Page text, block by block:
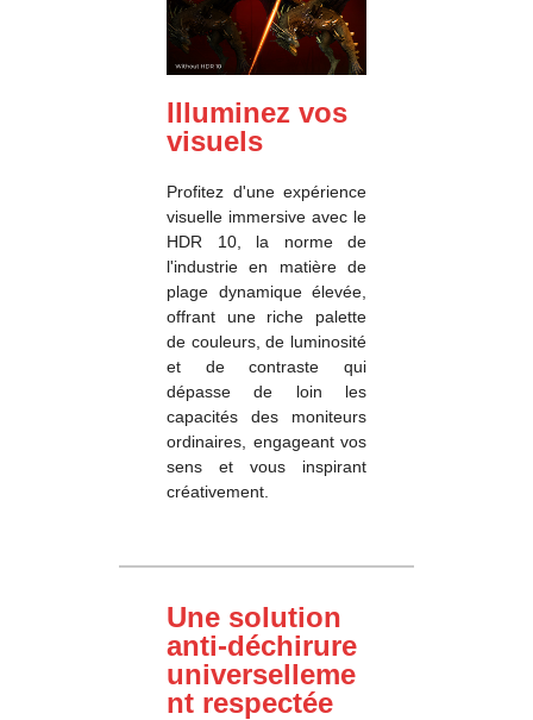
Illuminez vos
visuels
Profitez d'une expérience
visuelle immersive avec le
HDR 10, la norme de
l'industrie en matière de
plage dynamique élevée,
offrant une riche palette
de couleurs, de luminosité
et de contraste qui
dépasse de loin les
capacités des moniteurs
ordinaires, engageant vos
sens et vous inspirant
créativement.
Une solution
anti-déchirure
universelleme
nt respectée